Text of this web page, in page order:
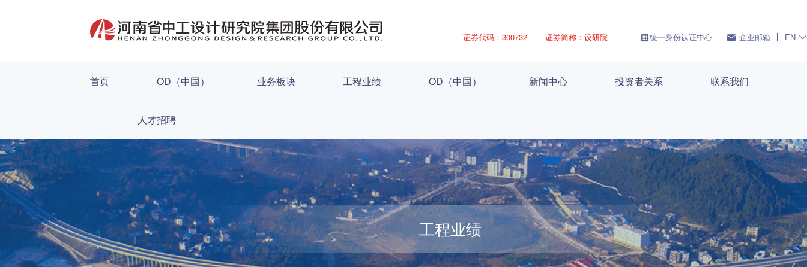
统一身份认证中心 企业邮箱 EN
证券简称：设研院
证券代码：300732
首页 OD（中国） 业务板块 工程业绩 OD（中国） 新闻中心 投资者关系 联系我们
人才招聘
工程业绩